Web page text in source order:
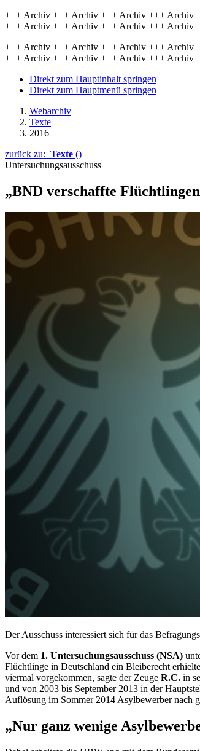
+++ Archiv +++ Archiv +++ Archiv +++ Archiv
+++ Archiv +++ Archiv +++ Archiv +++ Archiv
+++ Archiv +++ Archiv +++ Archiv +++ Archiv
+++ Archiv +++ Archiv +++ Archiv +++ Archiv
Direkt zum Hauptinhalt springen
Direkt zum Hauptmenü springen
Webarchiv
Texte
2016
zurück zu: Texte ()
Untersuchungsausschuss
„BND verschaffte
Der Ausschuss interessiert sich für das
Vor dem 1. Untersuchungsausschuss (NSA)
Flüchtlinge in Deutschland ein Bleiberecht
viermal vorgekommen, sagte der Zeuge R.C. in
und von 2003 bis September 2013 in der
Auflösung im Sommer 2014 Asylbewerber nach
„Nur ganz wenige